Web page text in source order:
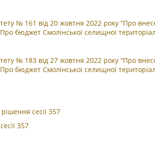
№ 161 від 20 жовтня 2022 року “Про
бюджет Смолінської селищної
№ 183 від 27 жовтня 2022 року “Про
бюджет Смолінської селищної
сесії 357
357